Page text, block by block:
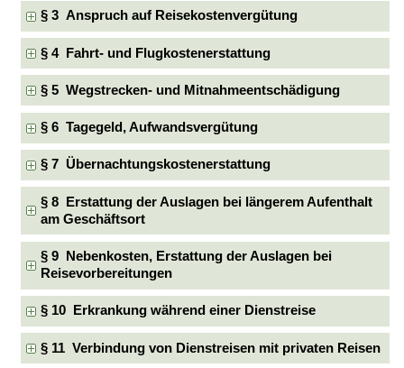
§ 3 Anspruch auf Reisekostenvergütung
§ 4 Fahrt- und Flugkostenerstattung
§ 5 Wegstrecken- und Mitnahmeentschädigung
§ 6 Tagegeld, Aufwandsvergütung
§ 7 Übernachtungskostenerstattung
§ 8 Erstattung der Auslagen bei längerem Aufenthalt
am Geschäftsort
§ 9 Nebenkosten, Erstattung der Auslagen bei
Reisevorbereitungen
§ 10 Erkrankung während einer Dienstreise
§ 11 Verbindung von Dienstreisen mit privaten Reisen